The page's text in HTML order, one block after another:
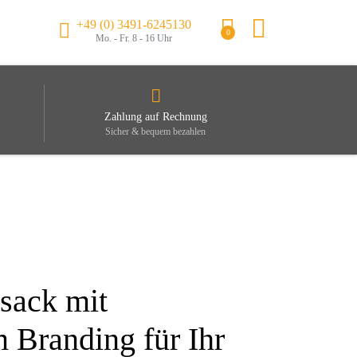
+49 (0) 3491-6245130
Mo. - Fr. 8 - 16 Uhr
0
Zahlung auf Rechnung
Sicher & bequem bezahlen
mit
Branding für Ihr